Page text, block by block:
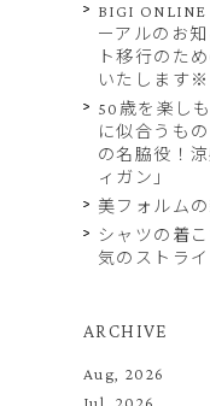
BIGI ONLINE
ーアルのお
ト移行のた
いたします※
50歳を楽し
に似合うも
の名脇役！
ィガン」
美フォルム
シャツの着
気のストラ
ARCHIVE
Aug, 2026